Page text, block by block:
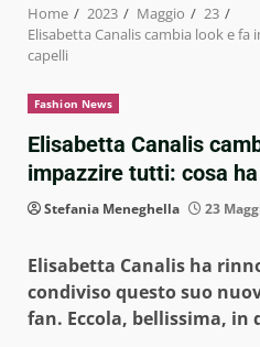
Home 2023 Maggio
23
Elisabetta Canalis cambia look e
capelli
Fashion News
Elisabetta Canalis
impazzire tutti: cosa
Stefania Meneghella 23
Elisabetta Canalis ha
condiviso questo suo
fan. Eccola, bellissima, in